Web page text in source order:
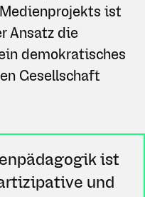
ist
Ansatz die
demokratisches
Gesellschaft
ist
und